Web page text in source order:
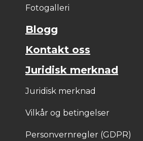
Fotogalleri
Blogg
Kontakt oss
Juridisk merknad
Juridisk merknad
Vilkår og betingelser
Personvernregler (GDPR)